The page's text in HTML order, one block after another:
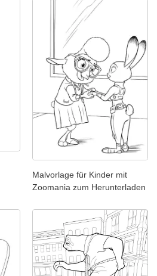
Malvorlage für Kinder mit
Zoomania zum Herunterladen